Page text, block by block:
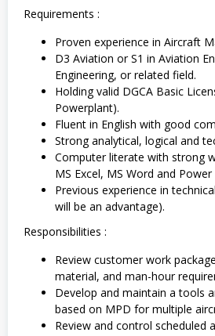
Requirements :
Proven experience in Aircraft
D3 Aviation or S1 in Aviation
Engineering, or related field.
Holding valid DGCA Basic
Powerplant).
Fluent in English with good
Strong analytical, logical and
Computer literate with strong
MS Excel, MS Word and
Previous experience in
will be an advantage).
Responsibilities :
Review customer work
material, and man-hour
Develop and maintain a tools
based on MPD for multiple
Review and control scheduled